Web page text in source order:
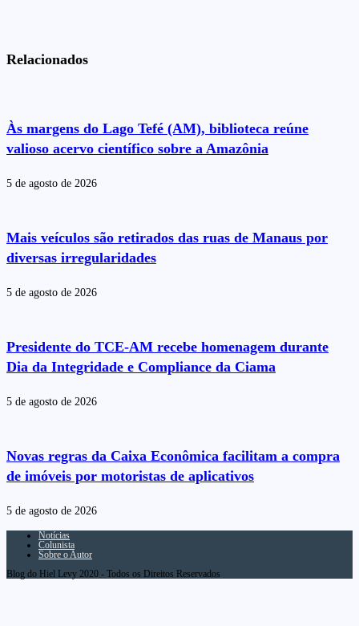
Relacionados
Às margens do Lago Tefé (AM), biblioteca reúne
valioso acervo científico sobre a Amazônia
5 de agosto de 2026
Mais veículos são retirados das ruas de Manaus por
diversas irregularidades
5 de agosto de 2026
Presidente do TCE-AM recebe homenagem durante
Dia da Integridade e Compliance da Ciama
5 de agosto de 2026
Novas regras da Caixa Econômica facilitam a compra
de imóveis por motoristas de aplicativos
5 de agosto de 2026
Notícias
Colunista
Sobre o Autor
Blog do Hiel Levy 2020 - Todos os Direitos Reservados